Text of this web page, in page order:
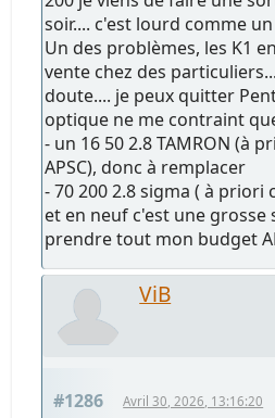
soir.... c'est lourd comme
Un des problèmes, les K1
vente chez des
doute.... je peux quitter
optique ne me contraint
- un 16 50 2.8 TAMRON (à
APSC), donc à remplacer
- 70 200 2.8 sigma ( à priori
et en neuf c'est une grosse
prendre tout mon budget
ViB
#1286 Avril 30, 2026, 13:16:20